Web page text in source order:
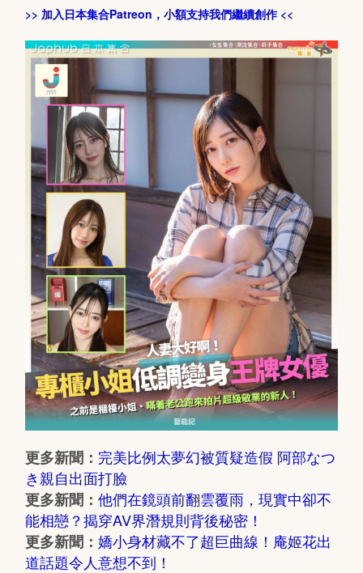
>> 加入日本集合Patreon，小額支持我們繼續創作 <<
更多新聞： 完美比例太夢幻被質疑造假 阿部なつ
き親自出面打臉
更多新聞：他們在鏡頭前翻雲覆雨，現實中卻不
能相戀？揭穿AV界潛規則背後秘密！
更多新聞：嬌小身材藏不了超巨曲線！庵姬花出
道話題令人意想不到！